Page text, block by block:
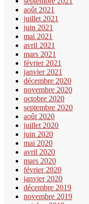
août 2021
juillet 2021
juin 2021
mai 2021
avril 2021
mars 2021
février 2021
janvier 2021
décembre 2020
novembre 2020
octobre 2020
septembre 2020
août 2020
juillet 2020
juin 2020
mai 2020
avril 2020
mars 2020
février 2020
janvier 2020
décembre 2019
novembre 2019